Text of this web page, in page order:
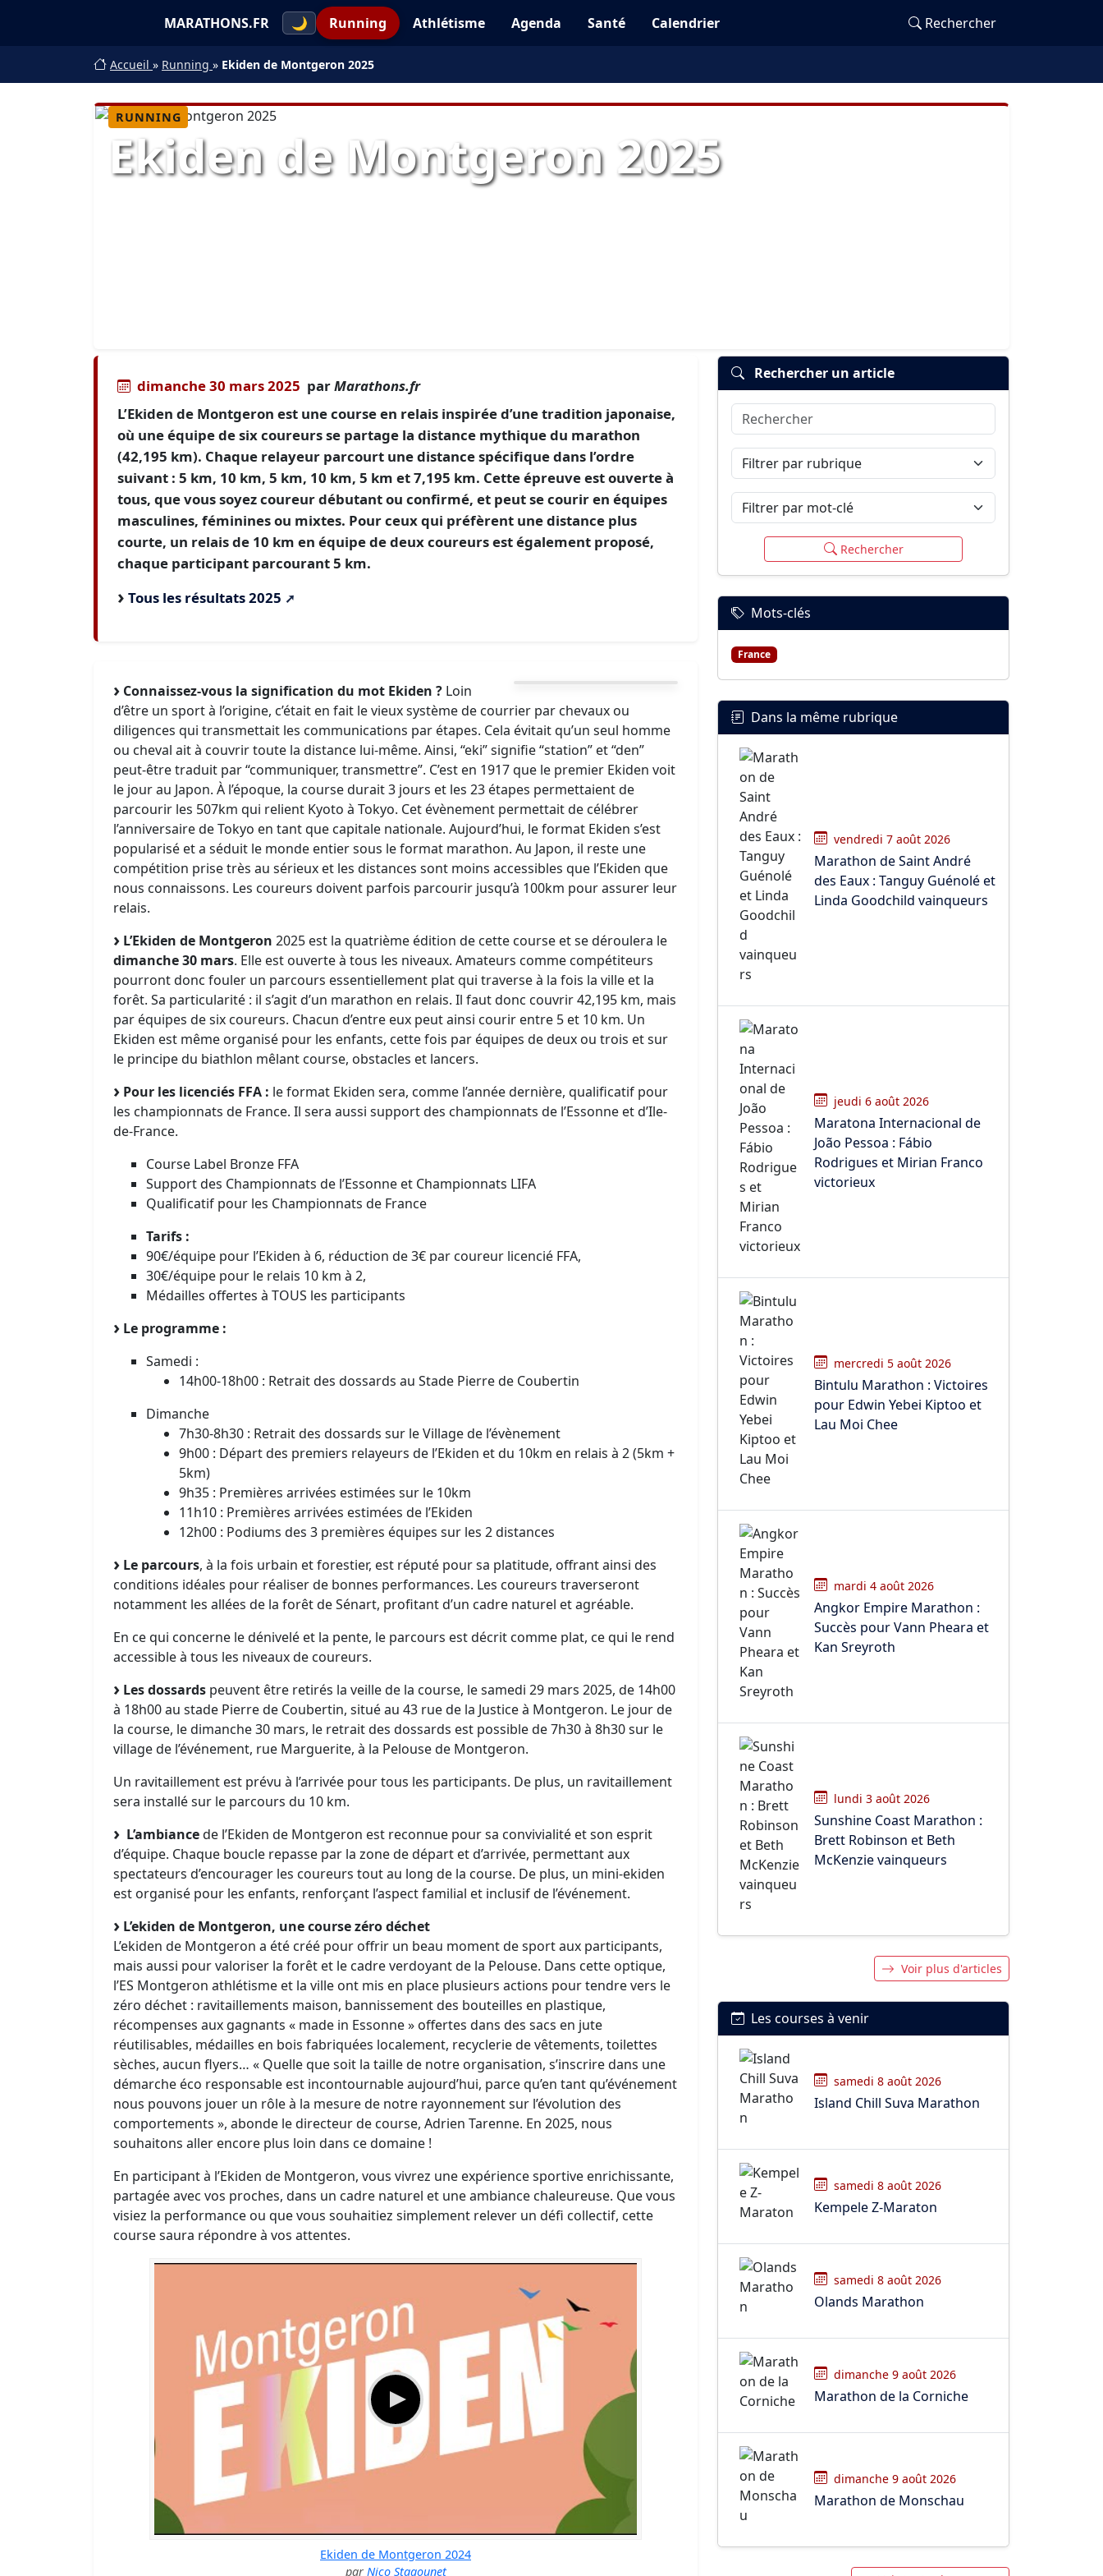
MARATHONS.FR 🌙 Running Athlétisme Agenda Santé Calendrier Rechercher
Accueil » Running » Ekiden de Montgeron 2025
RUNNING
Ekiden de Montgeron 2025
dimanche 30 mars 2025 parMarathons.fr
L’Ekiden de Montgeron est une course en relais inspirée d’une tradition japonaise,
où une équipe de six coureurs se partage la distance mythique du marathon
(42,195 km). Chaque relayeur parcourt une distance spécifique dans l’ordre
suivant : 5 km, 10 km, 5 km, 10 km, 5 km et 7,195 km. Cette épreuve est ouverte à
tous, que vous soyez coureur débutant ou confirmé, et peut se courir en équipes
masculines, féminines ou mixtes. Pour ceux qui préfèrent une distance plus
courte, un relais de 10 km en équipe de deux coureurs est également proposé,
chaque participant parcourant 5 km.
Tous les résultats 2025
Connaissez-vous la signification du mot Ekiden ? Loin
d’être un sport à l’origine, c’était en fait le vieux système de courrier par chevaux ou
diligences qui transmettait les communications par étapes. Cela évitait qu’un seul homme
ou cheval ait à couvrir toute la distance lui-même. Ainsi, “eki” signifie “station” et “den”
peut-être traduit par “communiquer, transmettre”. C’est en 1917 que le premier Ekiden voit
le jour au Japon. À l’époque, la course durait 3 jours et les 23 étapes permettaient de
parcourir les 507km qui relient Kyoto à Tokyo. Cet évènement permettait de célébrer
l’anniversaire de Tokyo en tant que capitale nationale. Aujourd’hui, le format Ekiden s’est
popularisé et a séduit le monde entier sous le format marathon. Au Japon, il reste une
compétition prise très au sérieux et les distances sont moins accessibles que l’Ekiden que
nous connaissons. Les coureurs doivent parfois parcourir jusqu’à 100km pour assurer leur
relais.
L’Ekiden de Montgeron 2025 est la quatrième édition de cette course et se déroulera le
dimanche 30 mars. Elle est ouverte à tous les niveaux. Amateurs comme compétiteurs
pourront donc fouler un parcours essentiellement plat qui traverse à la fois la ville et la
forêt. Sa particularité : il s’agit d’un marathon en relais. Il faut donc couvrir 42,195 km, mais
par équipes de six coureurs. Chacun d’entre eux peut ainsi courir entre 5 et 10 km. Un
Ekiden est même organisé pour les enfants, cette fois par équipes de deux ou trois et sur
le principe du biathlon mêlant course, obstacles et lancers.
Pour les licenciés FFA : le format Ekiden sera, comme l’année dernière, qualificatif pour
les championnats de France. Il sera aussi support des championnats de l’Essonne et d’Ile-
de-France.
Course Label Bronze FFA
Support des Championnats de l’Essonne et Championnats LIFA
Qualificatif pour les Championnats de France
Tarifs :
90€/équipe pour l’Ekiden à 6, réduction de 3€ par coureur licencié FFA,
30€/équipe pour le relais 10 km à 2,
Médailles offertes à TOUS les participants
Le programme :
Samedi :
14h00-18h00 : Retrait des dossards au Stade Pierre de Coubertin
Dimanche
7h30-8h30 : Retrait des dossards sur le Village de l’évènement
9h00 : Départ des premiers relayeurs de l’Ekiden et du 10km en relais à 2 (5km +
5km)
9h35 : Premières arrivées estimées sur le 10km
11h10 : Premières arrivées estimées de l’Ekiden
12h00 : Podiums des 3 premières équipes sur les 2 distances
Le parcours, à la fois urbain et forestier, est réputé pour sa platitude, offrant ainsi des
conditions idéales pour réaliser de bonnes performances. Les coureurs traverseront
notamment les allées de la forêt de Sénart, profitant d’un cadre naturel et agréable.
En ce qui concerne le dénivelé et la pente, le parcours est décrit comme plat, ce qui le rend
accessible à tous les niveaux de coureurs.
Les dossards peuvent être retirés la veille de la course, le samedi 29 mars 2025, de 14h00
à 18h00 au stade Pierre de Coubertin, situé au 43 rue de la Justice à Montgeron. Le jour de
la course, le dimanche 30 mars, le retrait des dossards est possible de 7h30 à 8h30 sur le
village de l’événement, rue Marguerite, à la Pelouse de Montgeron.
Un ravitaillement est prévu à l’arrivée pour tous les participants. De plus, un ravitaillement
sera installé sur le parcours du 10 km.
L’ambiancede l’Ekiden de Montgeron est reconnue pour sa convivialité et son esprit
d’équipe. Chaque boucle repasse par la zone de départ et d’arrivée, permettant aux
spectateurs d’encourager les coureurs tout au long de la course. De plus, un mini-ekiden
est organisé pour les enfants, renforçant l’aspect familial et inclusif de l’événement.
L’ekiden de Montgeron, une course zéro déchet
L’ekiden de Montgeron a été créé pour offrir un beau moment de sport aux participants,
mais aussi pour valoriser la forêt et le cadre verdoyant de la Pelouse. Dans cette optique,
l’ES Montgeron athlétisme et la ville ont mis en place plusieurs actions pour tendre vers le
zéro déchet : ravitaillements maison, bannissement des bouteilles en plastique,
récompenses aux gagnants « made in Essonne » offertes dans des sacs en jute
réutilisables, médailles en bois fabriquées localement, recyclerie de vêtements, toilettes
sèches, aucun flyers… « Quelle que soit la taille de notre organisation, s’inscrire dans une
démarche éco responsable est incontournable aujourd’hui, parce qu’en tant qu’événement
nous pouvons jouer un rôle à la mesure de notre rayonnement sur l’évolution des
comportements », abonde le directeur de course, Adrien Tarenne. En 2025, nous
souhaitons aller encore plus loin dans ce domaine !
En participant à l’Ekiden de Montgeron, vous vivrez une expérience sportive enrichissante,
partagée avec vos proches, dans un cadre naturel et une ambiance chaleureuse. Que vous
visiez la performance ou que vous souhaitiez simplement relever un défi collectif, cette
course saura répondre à vos attentes.
Ekiden de Montgeron 2024
par Nico Stagounet
Rechercher un article
Rechercher
Filtrer par rubrique
Filtrer par mot-clé
Rechercher
Mots-clés
France
Dans la même rubrique
vendredi 7 août 2026
Marathon de Saint André
des Eaux : Tanguy Guénolé et
Linda Goodchild vainqueurs
jeudi 6 août 2026
Maratona Internacional de
João Pessoa : Fábio
Rodrigues et Mirian Franco
victorieux
mercredi 5 août 2026
Bintulu Marathon : Victoires
pour Edwin Yebei Kiptoo et
Lau Moi Chee
mardi 4 août 2026
Angkor Empire Marathon :
Succès pour Vann Pheara et
Kan Sreyroth
lundi 3 août 2026
Sunshine Coast Marathon :
Brett Robinson et Beth
McKenzie vainqueurs
Voir plus d'articles
Les courses à venir
samedi 8 août 2026
Island Chill Suva Marathon
samedi 8 août 2026
Kempele Z-Maraton
samedi 8 août 2026
Olands Marathon
dimanche 9 août 2026
Marathon de la Corniche
dimanche 9 août 2026
Marathon de Monschau